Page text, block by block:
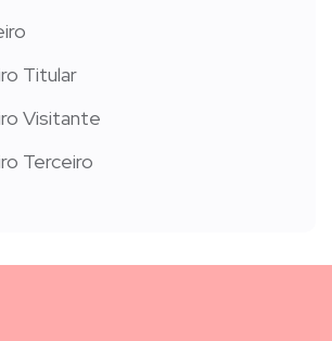
Titular
Visitante
Terceiro